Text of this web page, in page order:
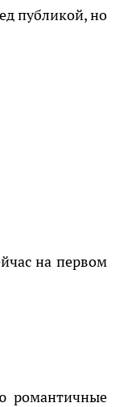
публикой, но
на первом
романтичные